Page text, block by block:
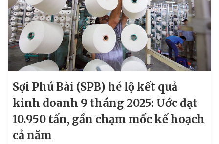
Sợi Phú Bài (SPB) hé lộ kết quả
kinh doanh 9 tháng 2025: Uớc đạt
10.950 tấn, gần chạm mốc kế hoạch
cả năm